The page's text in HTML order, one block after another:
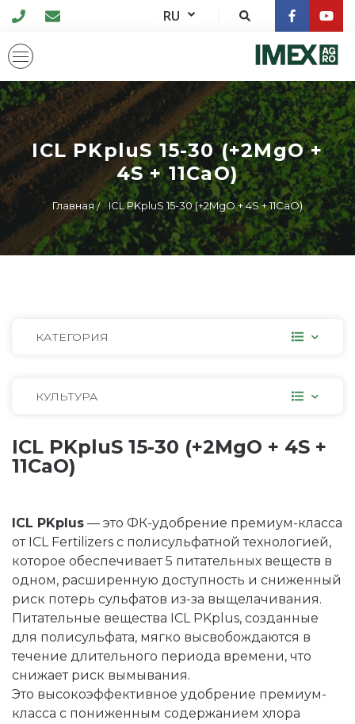
RU
ICL PKpluS 15-30 (+2MgO +
4S + 11CaO)
Главная ICL PKpluS 15-30 (+2MgO + 4S + 11CaO)
КАТЕГОРИЯ
КУЛЬТУРА
ICL PKpluS 15-30 (+2MgO + 4S +
11CaO)
ICL PKplus — это ФК-удобрение премиум-класса
от ICL Fertilizers с полисульфатной технологией,
которое обеспечивает 5 питательных веществ в
одном, расширенную доступность и сниженный
риск потерь сульфатов из-за выщелачивания.
Питательные вещества ICL PKplus, созданные
для полисульфата, мягко высвобождаются в
течение длительного периода времени, что
снижает риск вымывания.
Это высокоэффективное удобрение премиум-
класса с пониженным содержанием хлора